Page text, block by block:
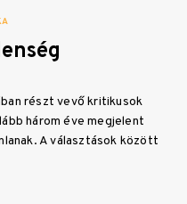
részt vevő kritikusok
három éve megjelent
A választások között